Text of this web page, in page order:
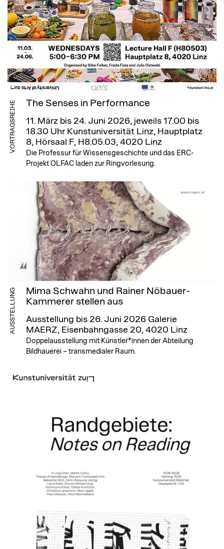
VORTRAGSREIHE The Senses in Performance
11. März bis 24. Juni 2026, jeweils 17.00 bis
18.30 Uhr Kunstuniversität Linz, Hauptplatz
8, Hörsaal F, H8.05.03, 4020 Linz
Die Professur für Wissensgeschichte und das ERC-
Projekt OLFAC laden zur Ringvorlesung.
AUSSTELLUNG
Mima Schwahn und Rainer Nöbauer-
Kammerer stellen aus
Ausstellung bis 26. Juni 2026 Galerie
MAERZ, Eisenbahngasse 20, 4020 Linz
Doppelausstellung mit Künstler*innen der Abteilung
Bildhauerei – transmedialer Raum.